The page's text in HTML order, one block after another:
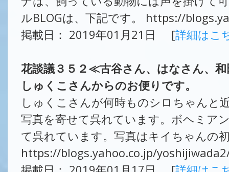
ルBLOGは、下記です。 https://
掲載日： 2019年01月21日 [詳細はこ
花談議３５２≪古谷さん、はなさん
しゅくこさんからのお便りです。
しゅくこさんが何時ものシロちゃんと
写真を寄せて呉れています。ボヘミア
て呉れています。写真はキイちゃんの
https://blogs.yahoo.co.jp/